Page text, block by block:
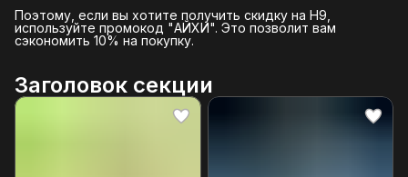
Поэтому, если вы хотите получить скидку на H9,
используйте промокод "АЙХИ". Это позволит вам
сэкономить 10% на покупку.
Заголовок секции